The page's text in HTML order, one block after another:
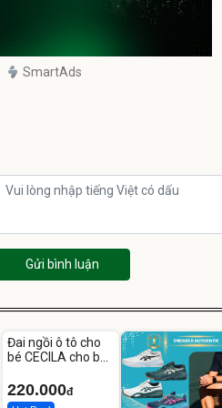
SmartAds
Gửi bình luận
Đai ngồi ô tô cho
bé CECILA cho bé
220.000đ